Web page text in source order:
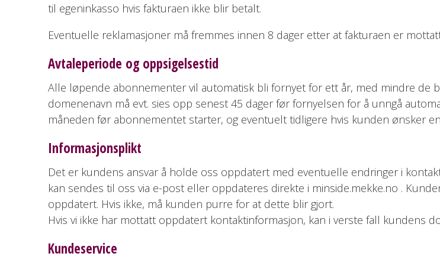
til egeninkasso hvis fakturaen ikke blir betalt.
Eventuelle reklamasjoner må fremmes innen 8 dager etter at fakturaen er
Avtaleperiode og oppsigelsestid
Alle løpende abonnementer vil automatisk bli fornyet for ett år, med mindre
domenenavn må evt. sies opp senest 45 dager før fornyelsen for å unngå
måneden før abonnementet starter, og eventuelt tidligere hvis kunden ønsker
Informasjonsplikt
Det er kundens ansvar å holde oss oppdatert med eventuelle endringer i
kan sendes til oss via e-post eller oppdateres direkte i minside.mekke.no .
oppdatert. Hvis ikke, må kunden purre for at dette blir gjort.
Hvis vi ikke har mottatt oppdatert kontaktinformasjon, kan i verste fall kundens
Kundeservice